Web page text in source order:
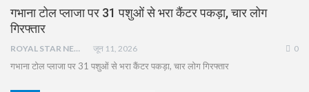
गभाना टोल प्लाजा पर 31 पशुओं से भरा कैंटर पकड़ा, चार लोग
गिरफ्तार
ROYAL STAR NEWS जून 11, 2026 0
गभाना टोल प्लाजा पर 31 पशुओं से भरा कैंटर पकड़ा, चार लोग गिरफ्तार